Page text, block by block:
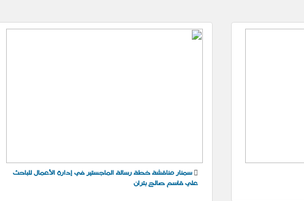
سمنار مناقشة خطة رسالة الماجستير في إدارة الأعمال للباحث
علي قاسم صالح بتران